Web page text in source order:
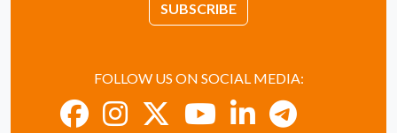
SUBSCRIBE
FOLLOW US ON SOCIAL MEDIA: